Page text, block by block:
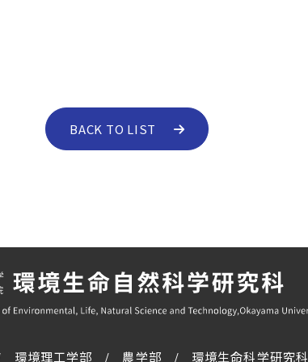
BACK TO LIST
環境理工学部 農学部 環境生命科学研究科